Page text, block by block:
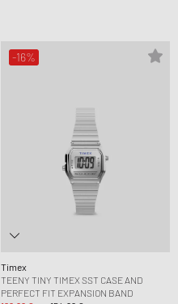
-16%
Timex
TEENY TINY TIMEX SST CASE AND
PERFECT FIT EXPANSION BAND